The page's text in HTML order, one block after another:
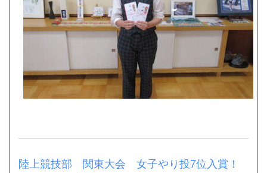
陸上競技部 関東大会 女子やり投7位入賞！